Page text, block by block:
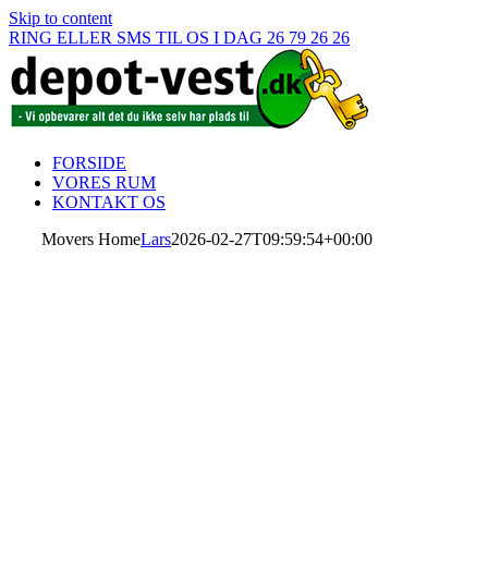
Skip to content
RING ELLER SMS TIL OS I DAG 26 79 26 26
FORSIDE
VORES RUM
KONTAKT OS
Movers HomeLars2026-02-27T09:59:54+00:00